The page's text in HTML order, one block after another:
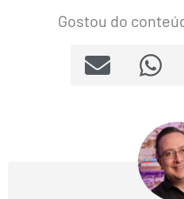
Gostou do